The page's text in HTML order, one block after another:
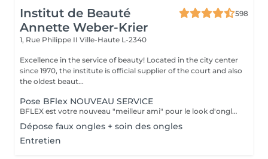
Institut de Beauté
Annette Weber-Krier
598
1, Rue Philippe II Ville-Haute L-2340
Excellence in the service of beauty! Located in the city center
since 1970, the institute is official supplier of the court and also
the oldest beaut...
Pose BFlex NOUVEAU SERVICE
BFLEX est votre nouveau "meilleur ami" pour le look d'ongles courts et naturels que tous les clients recherchent ! Il s'agit d'une Babymanucure avec la pose d'un gel intelligent 4-en-1 avec lequel vous avez : Base-Construction-Teinte-Finition ! I C'est une prestation inédite et tendance !
Dépose faux ongles + soin des ongles
Entretien